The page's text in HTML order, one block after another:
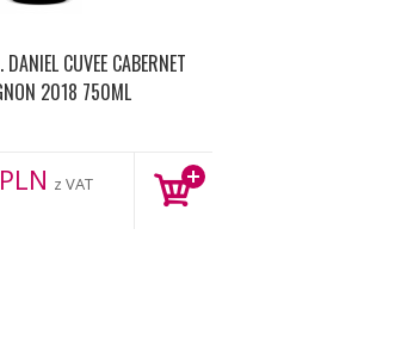
CUVEE CABERNET
2018 750ML
PLN z VAT